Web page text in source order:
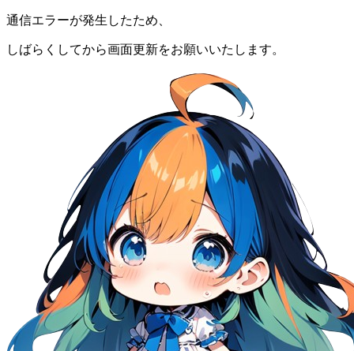
通信エラーが発生したため、
しばらくしてから画面更新をお願いいたします。